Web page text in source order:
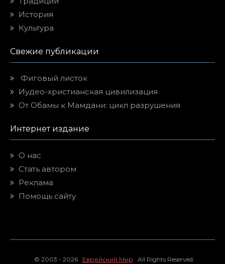
История
Культура
Свежие публикации
Фиговый листок
Иудео-христианская цивилизация
От Обамы к Мамдани: цикл разрушения
Интернет издание
О нас
Стать автором
Реклама
Помощь сайту
© 2003 - 2026 Еврейский Мир All Rights Reserved.